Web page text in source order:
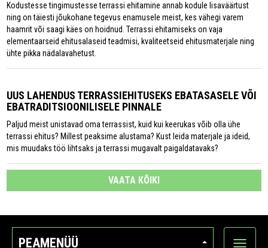
Kodustesse tingimustesse terrassi ehitamine annab kodule lisaväärtust
ning on täiesti jõukohane tegevus enamusele meist, kes vähegi varem
haamrit või saagi käes on hoidnud. Terrassi ehitamiseks on vaja
elementaarseid ehitusalaseid teadmisi, kvaliteetseid ehitusmaterjale ning
ühte pikka nädalavahetust.
UUS LAHENDUS TERRASSIEHITUSEKS EBATASASELE VÕI
EBATRADITSIOONILISELE PINNALE
Paljud meist unistavad oma terrassist, kuid kui keerukas võib olla ühe
terrassi ehitus? Millest peaksime alustama? Kust leida materjale ja ideid,
mis muudaks töö lihtsaks ja terrassi mugavalt paigaldatavaks?
VAATA KÕIKI
PEAMENÜÜ Ava